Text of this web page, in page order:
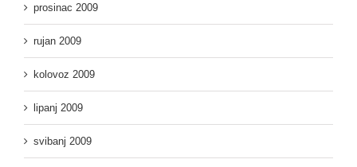
prosinac 2009
rujan 2009
kolovoz 2009
lipanj 2009
svibanj 2009